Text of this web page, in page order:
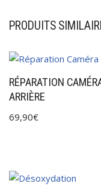
PRODUITS
RÉPARATION
ARRIÈRE
69,90€